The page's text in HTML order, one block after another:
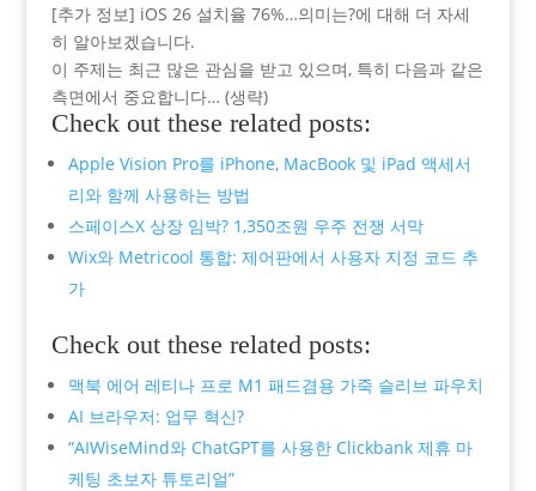
[추가 정보] iOS 26 설치율 76%…의미는?에 대해 더 자세
히 알아보겠습니다.
이 주제는 최근 많은 관심을 받고 있으며, 특히 다음과 같은
측면에서 중요합니다… (생략)
Check out these related posts:
Apple Vision Pro를 iPhone, MacBook 및 iPad 액세서
리와 함께 사용하는 방법
스페이스X 상장 임박? 1,350조원 우주 전쟁 서막
Wix와 Metricool 통합: 제어판에서 사용자 지정 코드 추
가
Check out these related posts:
맥북 에어 레티나 프로 M1 패드겸용 가죽 슬리브 파우치
AI 브라우저: 업무 혁신?
“AIWiseMind와 ChatGPT를 사용한 Clickbank 제휴 마
케팅 초보자 튜토리얼”